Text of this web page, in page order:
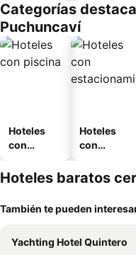
o
Categorías
Puchuncaví
Hoteles
con
Hoteles
con
miento
Hoteles baratos
También te pueden
Yachting Hotel Quintero